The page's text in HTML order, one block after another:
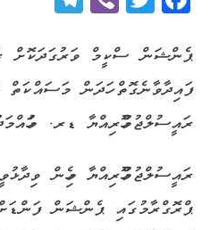
ޕެންޝަން ސްކީމް ވަރުގަދަކޮށް
ފައިދާވާނެގޮތް ހަދަން
ރައީސުލްޖުމްހޫރިއްޔާ ޑރ.
ރައީސުލްޖުމްހޫރިއްޔާ މިހެން
ޕްރޮގްރާމުގައި ޕެންޝަން